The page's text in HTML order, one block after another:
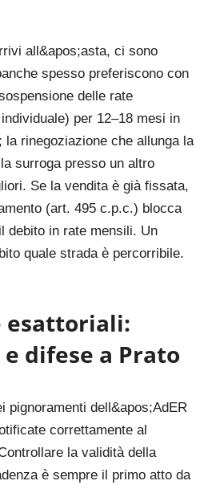
all&apos;asta, ci sono
spesso preferiscono con
delle rate
per 12–18 mesi in
rinegoziazione che allunga la
surroga presso un altro
Se la vendita è già fissata,
(art. 495 c.p.c.) blocca
debito in rate mensili. Un
quale strada è percorribile.
esattoriali:
difese a Prato
pignoramenti dell&apos;AdER
correttamente al
la validità della
è sempre il primo atto da